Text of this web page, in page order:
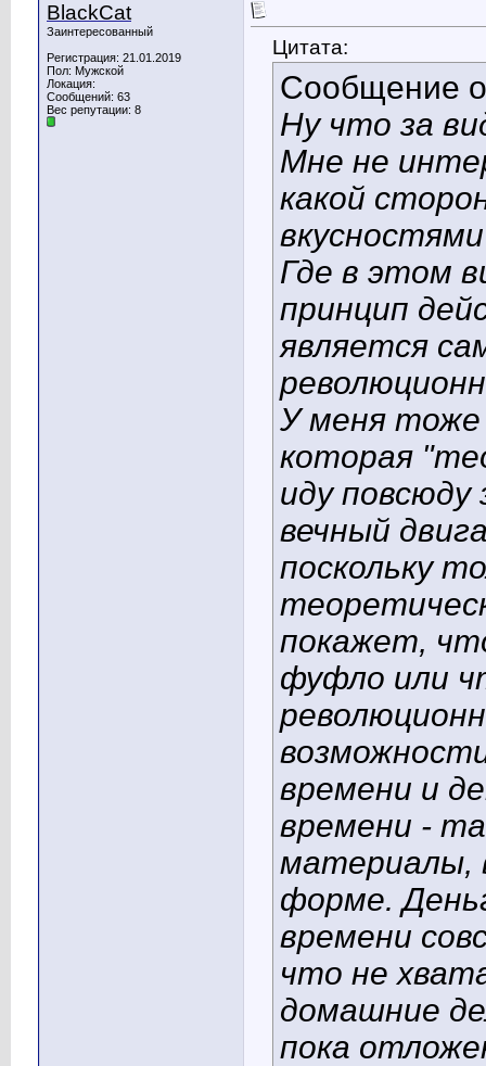
BlackCat
Заинтересованный
Регистрация: 21.01.2019
Пол: Мужской
Локация:
Сообщений: 63
Вес репутации: 8
Цитата:
Сообщение
Ну что за
Мне не
какой
Где в этом
принцип
является
У меня тоже
которая
иду
вечный
поскольку
покажет,
фуфло или
времени и
времени -
материалы,
форме.
времени
что не
домашние
пока